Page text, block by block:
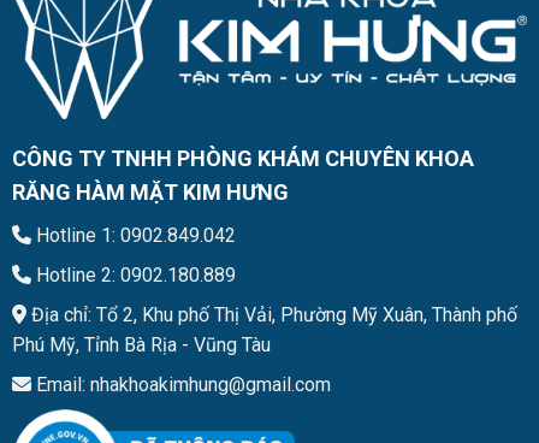
CÔNG TY TNHH PHÒNG KHÁM CHUYÊN KHOA
RĂNG HÀM MẶT KIM HƯNG
Hotline 1: 0902.849.042
Hotline 2: 0902.180.889
Địa chỉ: Tổ 2, Khu phố Thị Vải, Phường Mỹ Xuân, Thành phố
Phú Mỹ, Tỉnh Bà Rịa - Vũng Tàu
Email: nhakhoakimhung@gmail.com